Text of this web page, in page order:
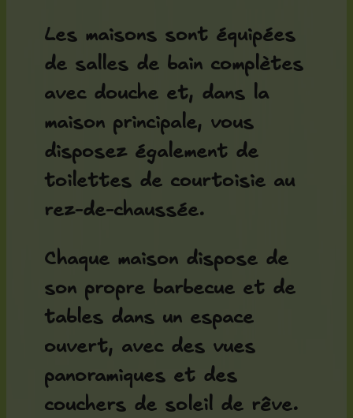
Les maisons sont équipées
de salles de bain complètes
avec douche et, dans la
maison principale, vous
disposez également de
toilettes de courtoisie au
rez-de-chaussée.
Chaque maison dispose de
son propre barbecue et de
tables dans un espace
ouvert, avec des vues
panoramiques et des
couchers de soleil de rêve.